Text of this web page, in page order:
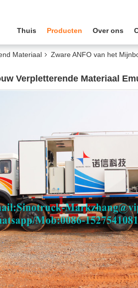
Thuis Producten Over ons
Materiaal
Zware ANFO van het
Verpletterende Materiaal